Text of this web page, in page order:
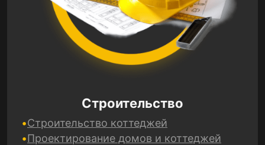
Строительство
Строительство коттеджей
Проектирование домов и коттеджей